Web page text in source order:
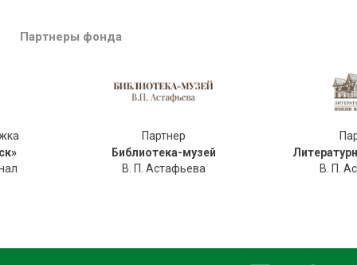
Партнеры фонда
Партнер
Библиотека-музей
В. П. Астафьева
В. П.